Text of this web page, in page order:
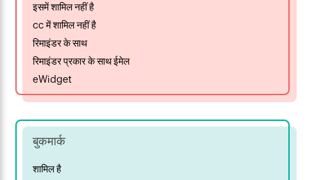
इसमें शामिल नहीं है
cc में शामिल नहीं है
रिमाइंडर के साथ
रिमाइंडर प्रकार के साथ ईमेल
eWidget
बुकमार्क
शामिल है